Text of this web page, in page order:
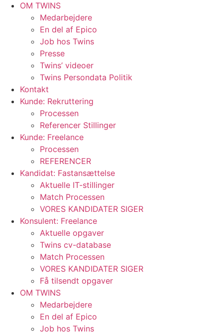
OM TWINS
Medarbejdere
En del af Epico
Job hos Twins
Presse
Twins’ videoer
Twins Persondata Politik
Kontakt
Kunde: Rekruttering
Processen
Referencer Stillinger
Kunde: Freelance
Processen
REFERENCER
Kandidat: Fastansættelse
Aktuelle IT-stillinger
Match Processen
VORES KANDIDATER SIGER
Konsulent: Freelance
Aktuelle opgaver
Twins cv-database
Match Processen
VORES KANDIDATER SIGER
Få tilsendt opgaver
OM TWINS
Medarbejdere
En del af Epico
Job hos Twins